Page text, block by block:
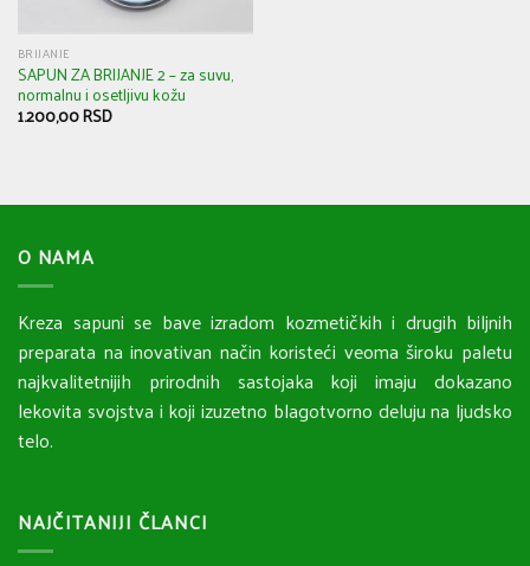
BRIJANJE
SAPUN ZA BRIJANJE 2 – za suvu,
normalnu i osetljivu kožu
1.200,00RSD
O NAMA
Kreza sapuni se bave izradom kozmetičkih i drugih biljnih
preparata na inovativan način koristeći veoma široku paletu
najkvalitetnijih prirodnih sastojaka koji imaju dokazano
lekovita svojstva i koji izuzetno blagotvorno deluju na ljudsko
telo.
NAJČITANIJI ČLANCI